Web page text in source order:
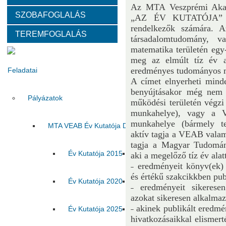
Választott vezetők Akadémikusok Nem akadémikus
Tanácskozási jogú tagok SZMSZ Testületek
Feladatai
Pályázatok
MTA VEAB Év Kutatója Díj
Év Kutatója 2015 Év Kutatója 2016 Év
Év Kutatója 2020 Év Kutatója 2021 Év
Év Kutatója 2025 Az MTA VEAB Év Kutatója
SZOBAFOGLALÁS
TEREMFOGLALÁS
Az MTA Veszprémi
„AZ ÉV
rendelkezők számára.
társadalomtudomány,
matematika területén
meg az elmúlt tíz év
eredményes tudományos
A címet elnyerheti
benyújtásakor még
működési területén
munkahelye), vagy a
munkahelye (bármely
aktív tagja a VEAB
tagja a Magyar
aki a megelőző tíz év
˗ eredményeit
és értékű szakcikkben
˗ eredményeit
azokat sikeresen
˗ akinek publikált
hivatkozásaikkal